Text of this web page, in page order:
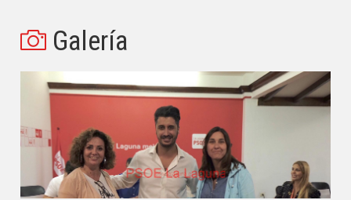
Galería